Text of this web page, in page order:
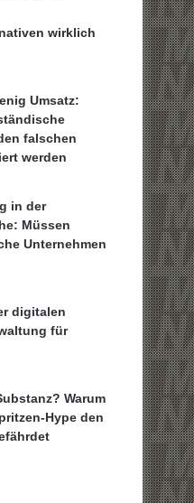
wirklich
Umsatz:
falschen
werden
in der
Müssen
Unternehmen
digitalen
für
Warum
Hype den